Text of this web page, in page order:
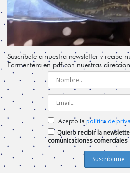
Suscríbete a nuestra newsletter y recibe
Formentera en pdf con nuestras
Acepto la política de
Quiero recibir la
comunicaciones comerciales